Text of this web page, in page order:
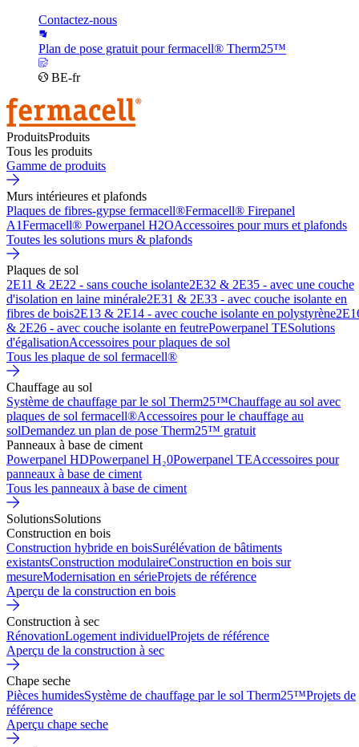
Contactez-nous
Plan de pose gratuit pour fermacell® Therm25™
BE-fr
ProduitsProduits
Tous les produits
Gamme de produits
Murs intérieures et plafonds
Plaques de fibres-gypse fermacell®Fermacell® Firepanel
A1Fermacell® Powerpanel H2OAccessoires pour murs et plafonds
Toutes les solutions murs & plafonds
Plaques de sol
2E11 & 2E22 - sans couche isolante2E32 & 2E35 - avec une couche
d'isolation en laine minérale2E31 & 2E33 - avec couche isolante en
fibres de bois2E13 & 2E14 - avec couche isolante en polystyrène
& 2E26 - avec couche isolante en feutrePowerpanel TESolutions
d'égalisationAccessoires pour plaques de sol
Tous les plaque de sol fermacell®
Chauffage au sol
Système de chauffage par le sol Therm25™Chauffage au sol avec
plaques de sol fermacell®Accessoires pour le chauffage au
solDemandez un plan de pose Therm25™ gratuit
Panneaux à base de ciment
Powerpanel HDPowerpanel H₂0Powerpanel TEAccessoires pour
panneaux à base de ciment
Tous les panneaux à base de ciment
SolutionsSolutions
Construction en bois
Construction hybride en boisSurélévation de bâtiments
existantsConstruction modulaireConstruction en bois sur
mesureModernisation en sérieProjets de référence
Aperçu de la construction en bois
Construction à sec
RénovationLogement individuelProjets de référence
Aperçu de la construction à sec
Chape seche
Pièces humidesSystème de chauffage par le sol Therm25™Projets de
référence
Aperçu chape seche